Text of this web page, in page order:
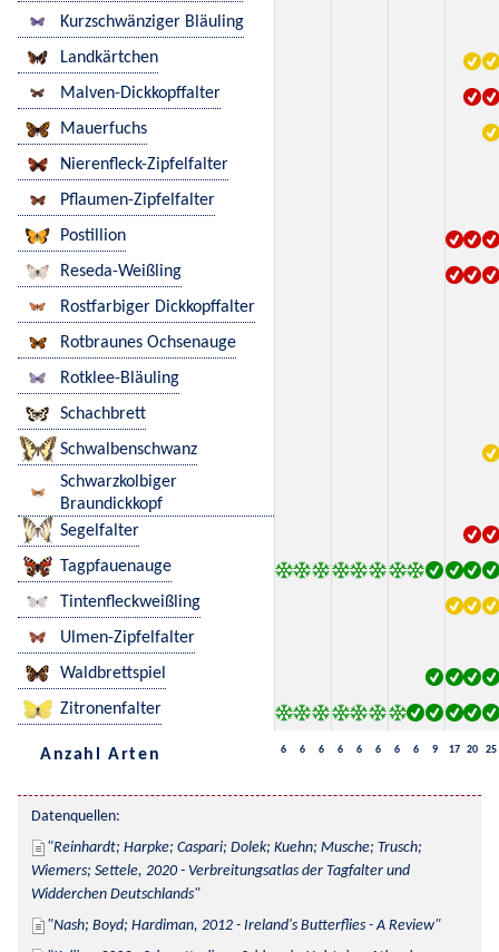
Kurzschwänziger Bläuling
Landkärtchen
Malven-Dickkopffalter
Mauerfuchs
Nierenfleck-Zipfelfalter
Pflaumen-Zipfelfalter
Postillion
Reseda-Weißling
Rostfarbiger Dickkopffalter
Rotbraunes Ochsenauge
Rotklee-Bläuling
Schachbrett
Schwalbenschwanz
Schwarzkolbiger
Braundickkopf
Segelfalter
Tagpfauenauge
Tintenfleckweißling
Ulmen-Zipfelfalter
Waldbrettspiel
Zitronenfalter
Anzahl Arten 6 6 6 6 6 6 6 6 9 17 20 25
Datenquellen:
Reinhardt; Harpke; Caspari; Dolek; Kuehn; Musche; Trusch;
Wiemers; Settele, 2020 - Verbreitungsatlas der Tagfalter und
Widderchen Deutschlands
Nash; Boyd; Hardiman, 2012 - Ireland's Butterflies - A Review